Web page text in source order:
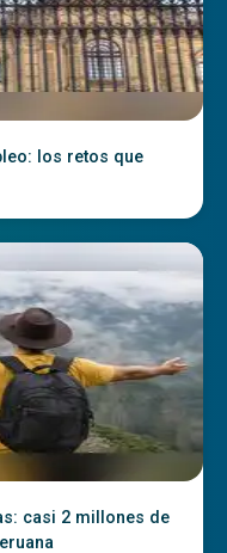
los retos que
casi 2 millones de